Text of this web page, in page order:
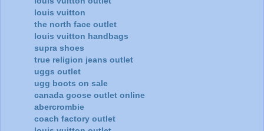
louis vuitton
the north face outlet
louis vuitton handbags
supra shoes
true religion jeans outlet
uggs outlet
ugg boots on sale
canada goose outlet online
abercrombie
coach factory outlet